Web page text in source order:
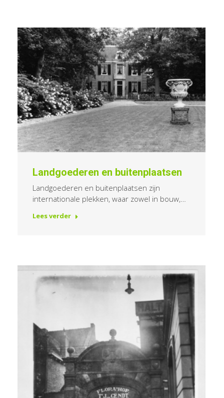
Landgoederen en buitenplaatsen
Landgoederen en buitenplaatsen zijn
internationale plekken, waar zowel in bouw,…
Lees verder